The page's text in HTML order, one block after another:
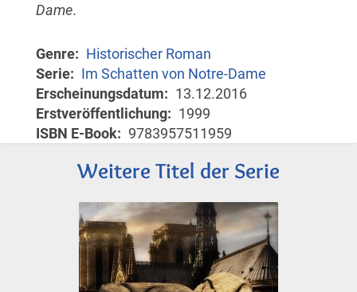
Dame.
Genre
Historischer Roman
Serie
Im Schatten von Notre-Dame
Erscheinungsdatum
13.12.2016
Erstveröffentlichung
1999
ISBN E-Book
9783957511959
Weitere Titel der Serie